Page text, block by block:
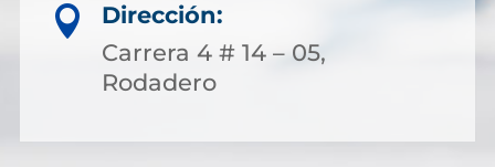

Dirección:
Carrera 4 # 14 – 05,
Rodadero